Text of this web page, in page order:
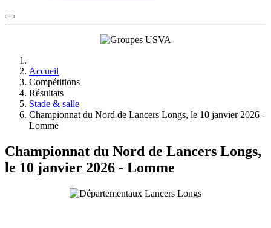
Accueil
Compétitions
Résultats
Stade & salle
Championnat du Nord de Lancers Longs, le 10 janvier 2026 -
Lomme
Championnat du Nord de Lancers Longs,
le 10 janvier 2026 - Lomme